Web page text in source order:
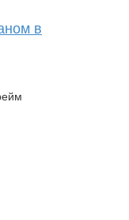
в